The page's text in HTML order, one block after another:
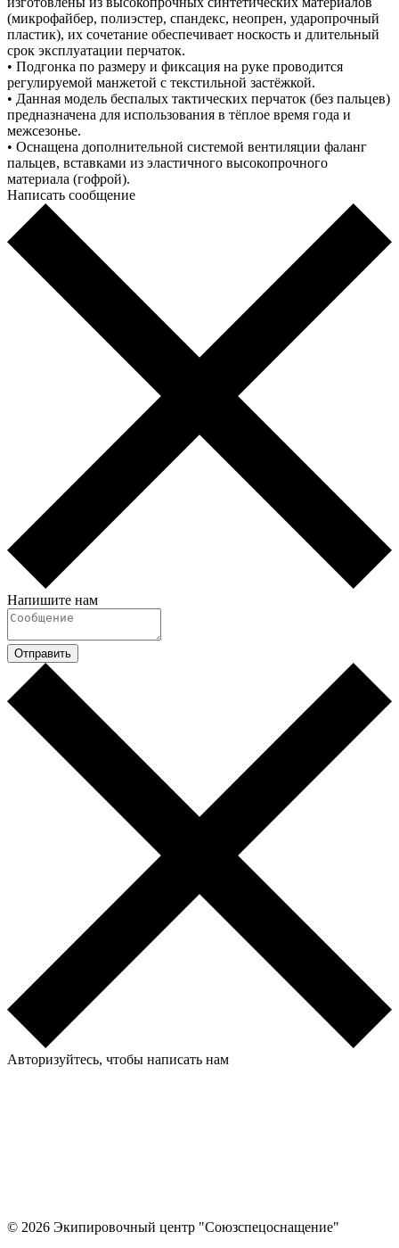
(микрофайбер, полиэстер, спандекс, неопрен, ударопрочный
пластик), их сочетание обеспечивает носкость и длительный
срок эксплуатации перчаток.
• Подгонка по размеру и фиксация на руке проводится
регулируемой манжетой с текстильной застёжкой.
• Данная модель беспалых тактических перчаток (без пальцев)
предназначена для использования в тёплое время года и
межсезонье.
• Оснащена дополнительной системой вентиляции фаланг
пальцев, вставками из эластичного высокопрочного
материала (гофрой).
Написать сообщение
Напишите нам
Отправить
Авторизуйтесь, чтобы написать нам
© 2026 Экипировочный центр "Союзспецоснащение"